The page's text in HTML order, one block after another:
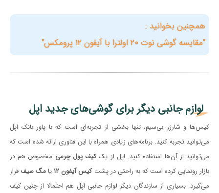
همچنین بخوانید :
"مقایسه گوشی نوت ۲۰ اولترا با آیفون ۱۲ پرومکس"
لوازم جانبی دیگر برای گوشی‌های جدید اپل
کیس‌ها و شارژر بی‌سیم، تنها بخشی از تجربه‌ای است که با پاور بانک اپل
می‌توانید تجربه کنید. برنامه‌های زیادی همراه با این فناوری ارائه شده است که
می‌توانید از آن‌ها استفاده کنید. اپل از یککیف پول چرمی مخصوص هم در
بازار رونمایی کرده است که به راحتی در پشتکیس آیفون ۱۲ یامگ سیف قرار
می‌گیرد. بسیاری از سازندگان دیگر لوازم جانبی اپل هم احتمالا از چنین کیف